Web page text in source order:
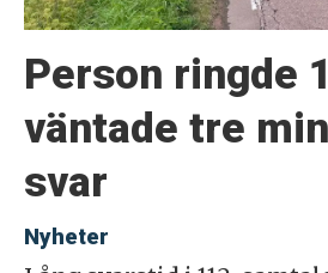
Person ringde
väntade tre
svar
Nyheter